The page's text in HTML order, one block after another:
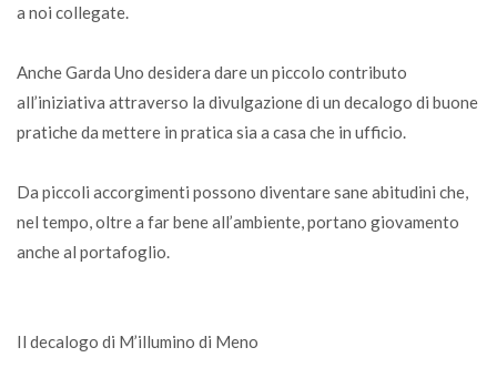
a noi collegate.
Anche Garda Uno desidera dare un piccolo contributo
all’iniziativa attraverso la divulgazione di un decalogo di buone
pratiche da mettere in pratica sia a casa che in ufficio.
Da piccoli accorgimenti possono diventare sane abitudini che,
nel tempo, oltre a far bene all’ambiente, portano giovamento
anche al portafoglio.
Il decalogo di M’illumino di Meno